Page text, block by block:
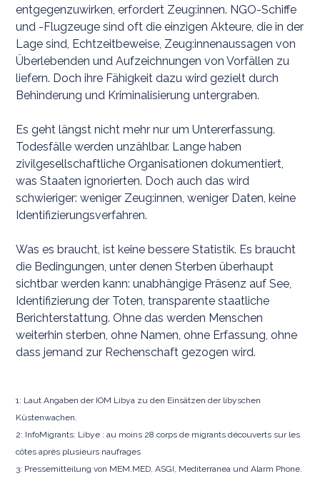
entgegenzuwirken, erfordert Zeug:innen. NGO-Schiffe
und -Flugzeuge sind oft die einzigen Akteure, die in der
Lage sind, Echtzeitbeweise, Zeug:innenaussagen von
Überlebenden und Aufzeichnungen von Vorfällen zu
liefern. Doch ihre Fähigkeit dazu wird gezielt durch
Behinderung und Kriminalisierung untergraben.
Es geht längst nicht mehr nur um Untererfassung.
Todesfälle werden unzählbar. Lange haben
zivilgesellschaftliche Organisationen dokumentiert,
was Staaten ignorierten. Doch auch das wird
schwieriger: weniger Zeug:innen, weniger Daten, keine
Identifizierungsverfahren.
Was es braucht, ist keine bessere Statistik. Es braucht
die Bedingungen, unter denen Sterben überhaupt
sichtbar werden kann: unabhängige Präsenz auf See,
Identifizierung der Toten, transparente staatliche
Berichterstattung. Ohne das werden Menschen
weiterhin sterben, ohne Namen, ohne Erfassung, ohne
dass jemand zur Rechenschaft gezogen wird.
1: Laut Angaben der IOM Libya zu den Einsätzen der libyschen
Küstenwachen.
2: InfoMigrants: Libye : au moins 28 corps de migrants découverts sur les
côtes après plusieurs naufrages
3: Pressemitteilung von MEM.MED, ASGI, Mediterranea und Alarm Phone.